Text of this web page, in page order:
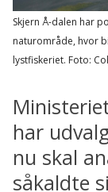
Skjern Å-dalen har
naturområde, hvor
lystfiskeriet. Foto:
har
nu skal
såkaldte